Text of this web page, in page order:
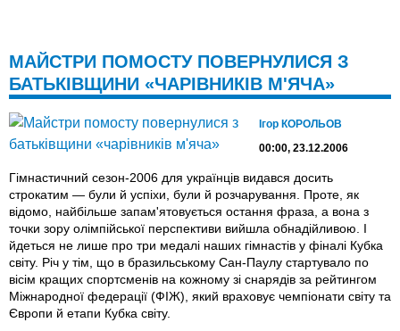
МАЙСТРИ ПОМОСТУ ПОВЕРНУЛИСЯ З
БАТЬКІВЩИНИ «ЧАРІВНИКІВ М'ЯЧА»
Ігор КОРОЛЬОВ
00:00, 23.12.2006
Гімнастичний сезон-2006 для українців видався досить
строкатим — були й успіхи, були й розчарування. Проте, як
відомо, найбільше запам'ятовується остання фраза, а вона з
точки зору олімпійської перспективи вийшла обнадійливою. І
йдеться не лише про три медалі наших гімнастів у фіналі Кубка
світу. Річ у тім, що в бразильському Сан-Паулу стартувало по
вісім кращих спортсменів на кожному зі снарядів за рейтингом
Міжнародної федерації (ФІЖ), який враховує чемпіонати світу та
Європи й етапи Кубка світу.